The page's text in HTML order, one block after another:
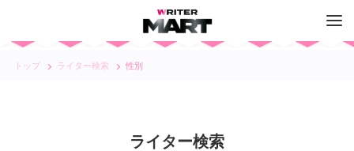
トップ ライター検索 性別
ライター検索